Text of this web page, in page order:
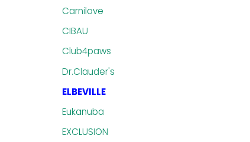
Carnilove
CIBAU
Club4paws
Dr.Clauder's
ELBEVILLE
Eukanuba
EXCLUSION